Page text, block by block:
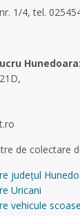
1/4, tel.
Hunedoara:
de colectare
județul
Uricani
vehicule